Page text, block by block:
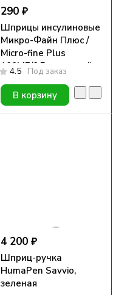
290 ₽
Шприцы инсулиновые
Микро-Файн Плюс /
Micro-fine Plus
100МЕ/0,5мл с иглой
29G (0.33мм*12.7мм),
10 шт.
4.5 Под заказ
В корзину
4 200 ₽
Шприц-ручка
HumaPen Savvio,
зеленая